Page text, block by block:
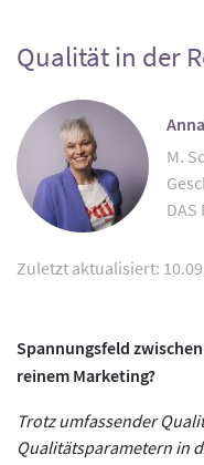
Qualität in der
M.
DAS
Zuletzt aktualisiert:
Spannungsfeld
reinem Marketing?
Trotz umfassender
Qualitätsparametern in